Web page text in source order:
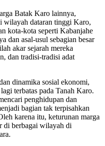
Batak Karo lainnya,
wilayah dataran tinggi Karo,
kota-kota seperti Kabanjahe
dan asal-usul sebagian besar
akar sejarah mereka
dan tradisi-tradisi adat
dinamika sosial ekonomi,
terbatas pada Tanah Karo.
penghidupan dan
bagian tak terpisahkan
karena itu, keturunan marga
di berbagai wilayah di